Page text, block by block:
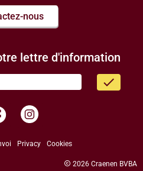
nous
lettre d'information
done
Privacy Cookies
copyright 2026 Craenen BVBA